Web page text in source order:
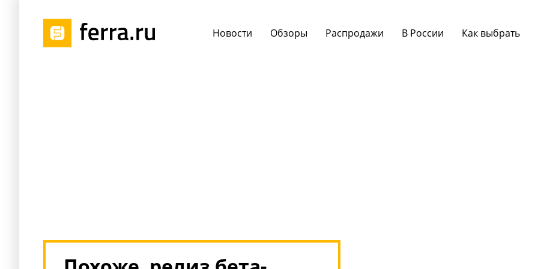
Новости Обзоры Распродажи В России Как выбрать